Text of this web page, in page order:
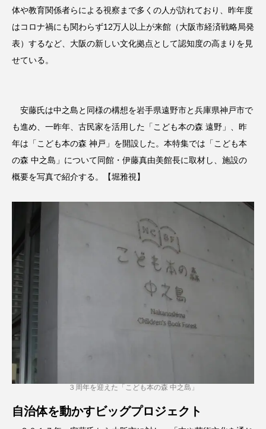
体や教育関係者らによる視察まで多くの人が訪れており、昨年度
はコロナ禍にも関わらず12万人以上が来館（大阪市経済戦略局発
表）するなど、大阪の新しい文化拠点として認知度の高まりを見
せている。
安藤氏は中之島と同様の構想を岩手県遠野市と兵庫県神戸市で
も進め、一昨年、古民家を活用した「こども本の森 遠野」、昨
年は「こども本の森 神戸」を開設した。本特集では「こども本
の森 中之島」について同館・伊藤真由美館長に取材し、施設の
概要を写真で紹介する。【堀雅視】
３周年を迎えた「こども本の森 中之島」
自治体を動かすビッグプロジェクト